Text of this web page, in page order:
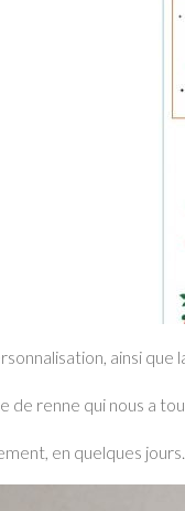
ainsi que
de renne qui nous a
en quelques jours.